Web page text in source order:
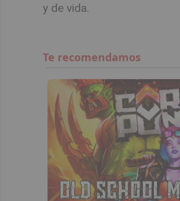
y de vida.